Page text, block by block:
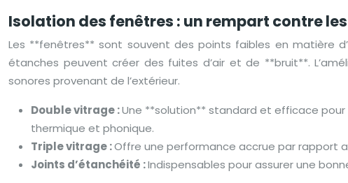
Isolation des fenêtres : un rempart contre
Les **fenêtres** sont souvent des points faibles en matière
étanches peuvent créer des fuites d’air et de **bruit**.
sonores provenant de l’extérieur.
Double vitrage :Une **solution** standard et efficace pour
thermique et phonique.
Triple vitrage :Offre une performance accrue par rapport
Joints d’étanchéité :Indispensables pour assurer une